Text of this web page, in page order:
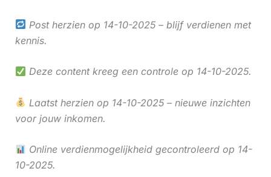
Post herzien op 14-10-2025 – blijf verdienen met
kennis.
Deze content kreeg een controle op 14-10-2025.
Laatst herzien op 14-10-2025 – nieuwe inzichten
voor jouw inkomen.
Online verdienmogelijkheid gecontroleerd op 14-
10-2025.